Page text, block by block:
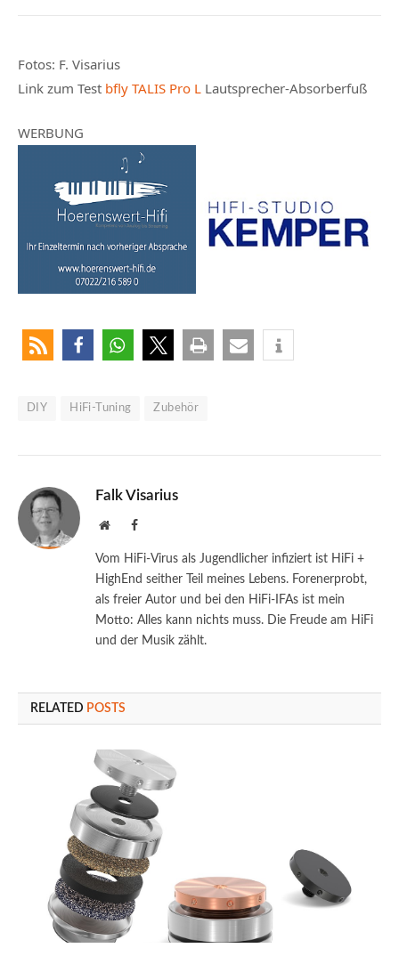
Fotos: F. Visarius
Link zum Test bfly TALIS Pro L Lautsprecher-Absorberfuß
WERBUNG
DIY HiFi-Tuning Zubehör
Falk Visarius
WebsiteFacebook
Vom HiFi-Virus als Jugendlicher infiziert ist HiFi +
HighEnd seither Teil meines Lebens. Forenerprobt,
als freier Autor und bei den HiFi-IFAs ist mein
Motto: Alles kann nichts muss. Die Freude am HiFi
und der Musik zählt.
RELATED POSTS